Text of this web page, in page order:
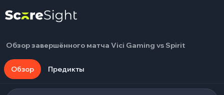
Обзор завершённого матча Vici Gaming vs Spirit
Обзор Предикты